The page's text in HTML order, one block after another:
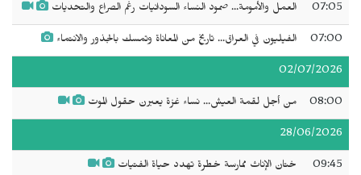
07:05 العمل والأمومة... صمود النساء السودانيات رغم الصراع والتحديات
07:00 الفيليون في العراق... تاريخ من المعاناة وتمسك بالجذور والانتماء
02/07/2026
08:00 من أجل لقمة العيش... نساء غزة يعبرن حقول الموت
28/06/2026
09:45 ختان الإناث ممارسة خطرة تهدد حياة الفتيات